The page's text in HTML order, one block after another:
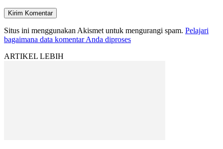
Situs ini menggunakan Akismet untuk mengurangi spam. Pelajari
bagaimana data komentar Anda diproses
ARTIKEL LEBIH